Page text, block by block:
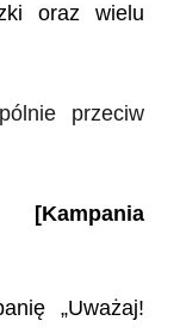
oraz wielu
przeciw
[Kampania
„Uważaj!